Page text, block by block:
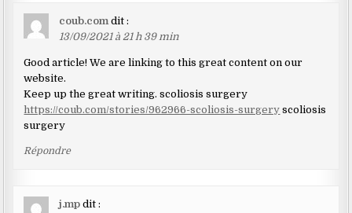
coub.com dit :
13/09/2021 à 21 h 39 min
Good article! We are linking to this great content on our
website.
Keep up the great writing. scoliosis surgery
https://coub.com/stories/962966-scoliosis-surgery scoliosis
surgery
Répondre
j.mp dit :